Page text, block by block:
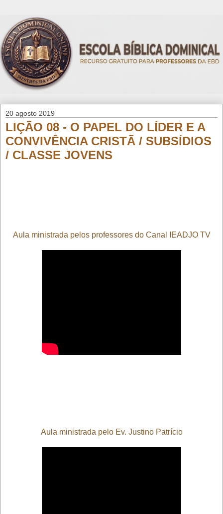
20 agosto 2019
LIÇÃO 08 - O PAPEL DO LÍDER E A
CONVIVÊNCIA CRISTÃ / SUBSÍDIOS
/ CLASSE JOVENS
Aula ministrada pelos professores do Canal IEADJO TV
Aula ministrada pelo Ev. Justino Patrício